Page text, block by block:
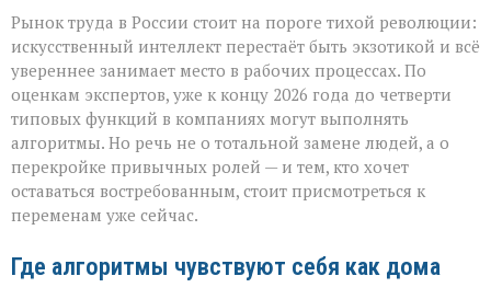
не
придёт
табличкой
“вы
уволены” — он
тихо
перепишет
правила
игры»
Рынок труда в России стоит на пороге тихой революции:
искусственный интеллект перестаёт быть экзотикой и всё
увереннее занимает место в рабочих процессах. По
оценкам экспертов, уже к концу 2026 года до четверти
типовых функций в компаниях могут выполнять
алгоритмы. Но речь не о тотальной замене людей, а о
перекройке привычных ролей — и тем, кто хочет
оставаться востребованным, стоит присмотреться к
переменам уже сейчас.
Где алгоритмы чувствуют себя как дома